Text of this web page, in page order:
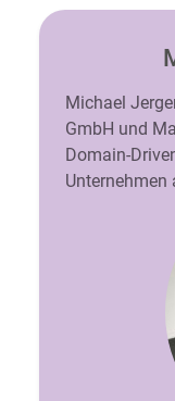
Michael
GmbH und
Domain-
Unternehmen